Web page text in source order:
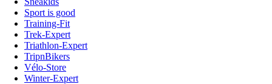
Sport is good
Training-Fit
Trek-Expert
Triathlon-Expert
TripnBikers
Vélo-Store
Winter-Expert